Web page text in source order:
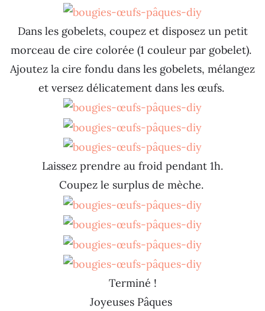
Dans les gobelets, coupez et disposez un petit
morceau de cire colorée (1 couleur par gobelet).
Ajoutez la cire fondu dans les gobelets, mélangez
et versez délicatement dans les œufs.
Laissez prendre au froid pendant 1h.
Coupez le surplus de mèche.
Terminé !
Joyeuses Pâques